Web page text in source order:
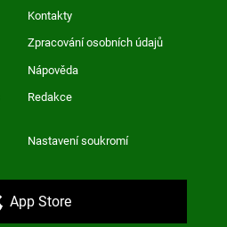
Kontakty
Zpracování osobních údajů
Nápověda
Redakce
Nastavení soukromí
App Store